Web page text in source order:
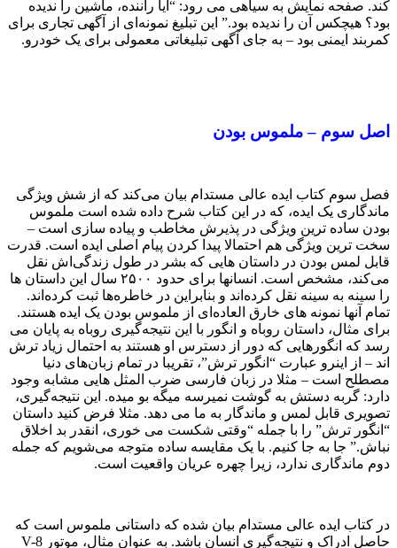
کند. صفحه نمایش به سیاهی می رود: “آیا راننده، ماشین را ندیده
بود؟ هیچکس آن را ندیده بود.” این تبلیغ نمونه‌ای از آگهی تجاری برای
کمربند ایمنی بود – به جای آگهی تبلیغاتی معمولی برای یک خودرو.
اصل سوم –ملموس بودن
فصل سوم کتاب ایده عالی مستدام بیان می‌کند که از شش ویژگی
ماندگاری یک ایده، که در این کتاب شرح داده شده است ملموس
بودن ساده ترین ویژگی در پذیرش مخاطب و پیاده سازی است –
سخت ترین ویژگی هم احتمالا پیدا کردن پیام اصلی ایده است. قدرت
قابل لمس بودن در داستان هایی که بشر در طول زندگی‌اش نقل
می‌کند، مشخص است. انسانها برای حدود ۲۵۰۰ سال این داستان ها
را سینه به سینه نقل کرده‌اند و بنابراین در خاطره‌ها ثبت کرده‌اند.
تمام آنها نمونه های خارق العاده‌ای از ملموس بودن یک ایده هستند.
برای مثال، داستان روباه و انگور با این نتیجه‌گیری روباه به پایان می
رسد که انگورهایی که دور از دسترس او هستند به احتمال زیاد ترش
اند – از اینرو عبارت “انگور ترش”، تقریبا در تمام زبان‌های دنیا
مصطلح است – مثلا در زبان فارسی ضرب المثل هایی مشابه وجود
دارد: گربه دستش به گوشت نمیرسه میگه بو میده. این نتیجه‌گیری،
تصویری قابل لمس و ماندگار به ما می دهد. مثلا فرض کنید داستان
“انگور ترش” را با جمله “وقتی شکست می خوری، انقدر بد اخلاق
نباش.” جا به جا کنیم. با یک مقایسه ساده متوجه می‌شویم که جمله
دوم ماندگاری ندارد، زیرا چهره عریان واقعیت است.
در کتاب ایده عالی مستدام بیان شده که داستانی ملموس است که
حاصل ادراک و نتیجه‌گیری انسان باشد. به عنوان مثال، موتور V-8